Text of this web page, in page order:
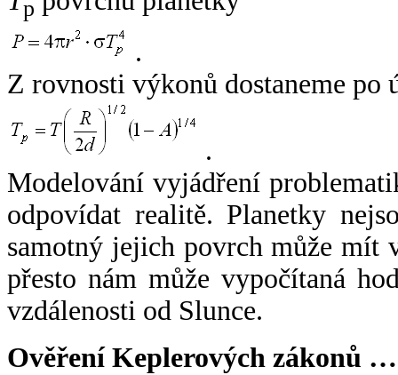
p
.
Z rovnosti výkonů dostaneme po
.
Modelování vyjádření
odpovídat realitě. Planetky
samotný jejich povrch může mít
přesto nám může vypočítaná
vzdálenosti od Slunce.
Ověření Keplerových zákonů …